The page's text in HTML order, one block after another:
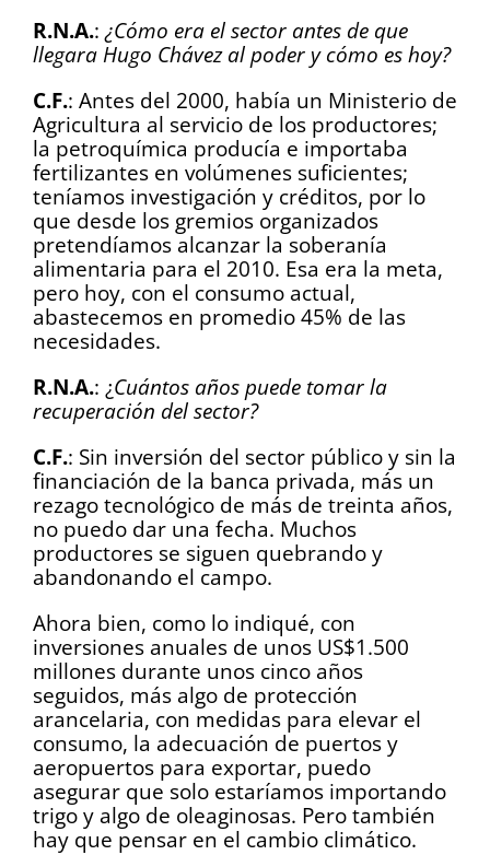
R.N.A.: ¿Cómo era el sector antes de que
llegara Hugo Chávez al poder y cómo es hoy?
C.F.: Antes del 2000, había un Ministerio de
Agricultura al servicio de los productores;
la petroquímica producía e importaba
fertilizantes en volúmenes suficientes;
teníamos investigación y créditos, por lo
que desde los gremios organizados
pretendíamos alcanzar la soberanía
alimentaria para el 2010. Esa era la meta,
pero hoy, con el consumo actual,
abastecemos en promedio 45% de las
necesidades.
R.N.A.: ¿Cuántos años puede tomar la
recuperación del sector?
C.F.: Sin inversión del sector público y sin la
financiación de la banca privada, más un
rezago tecnológico de más de treinta años,
no puedo dar una fecha. Muchos
productores se siguen quebrando y
abandonando el campo.
Ahora bien, como lo indiqué, con
inversiones anuales de unos US$1.500
millones durante unos cinco años
seguidos, más algo de protección
arancelaria, con medidas para elevar el
consumo, la adecuación de puertos y
aeropuertos para exportar, puedo
asegurar que solo estaríamos importando
trigo y algo de oleaginosas. Pero también
hay que pensar en el cambio climático.